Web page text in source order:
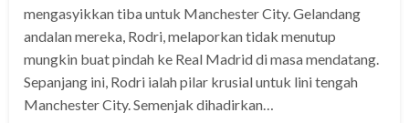
mengasyikkan tiba untuk Manchester City. Gelandang
andalan mereka, Rodri, melaporkan tidak menutup
mungkin buat pindah ke Real Madrid di masa mendatang.
Sepanjang ini, Rodri ialah pilar krusial untuk lini tengah
Manchester City. Semenjak dihadirkan…